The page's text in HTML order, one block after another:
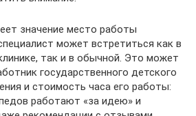
значение место работы
может встретиться как в
так и в обычной. Это может
государственного детского
и стоимость часа его работы:
работают «за идею» и